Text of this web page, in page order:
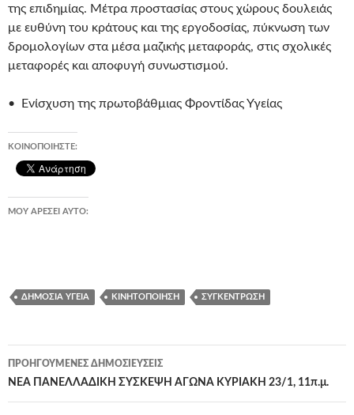
της επιδημίας. Μέτρα προστασίας στους χώρους δουλειάς
με ευθύνη του κράτους και της εργοδοσίας, πύκνωση των
δρομολογίων στα μέσα μαζικής μεταφοράς, στις σχολικές
μεταφορές και αποφυγή συνωστισμού.
• Ενίσχυση της πρωτοβάθμιας Φροντίδας Υγείας
ΚΟΙΝΟΠΟΙΉΣΤΕ:
ΜΟΥ ΑΡΈΣΕΙ ΑΥΤΌ:
ΔΗΜΌΣΙΑ ΥΓΕΊΑ ΚΙΝΗΤΟΠΟΊΗΣΗ ΣΥΓΚΈΝΤΡΩΣΗ
Πλοήγηση
άρθρων
ΠΡΟΗΓΟΎΜΕΝΕΣ ΔΗΜΟΣΙΕΎΣΕΙΣ
ΝΕΑ ΠΑΝΕΛΛΑΔΙΚΗ ΣΥΣΚΕΨΗ ΑΓΩΝΑ ΚΥΡΙΑΚΗ 23/1, 11π.μ.